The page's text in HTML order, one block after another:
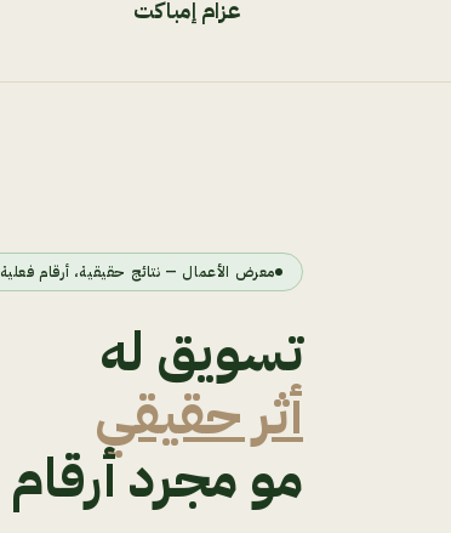
عزام إمباكت
معرض الأعمال — نتائج حقيقية، أرقام فعلية
تسويق له
أثر حقيقي
مو مجرد أرقام